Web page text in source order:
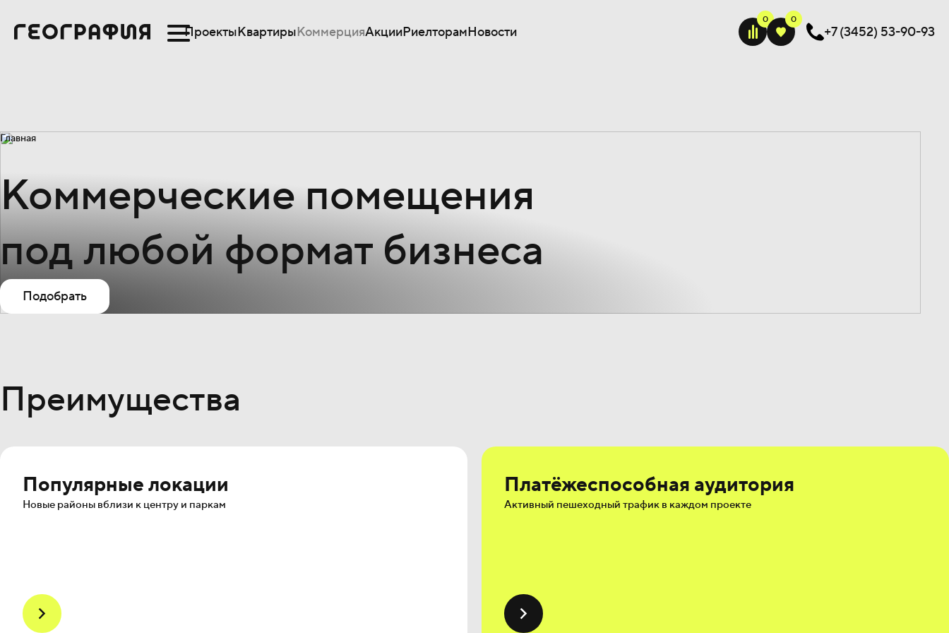
ПроектыКвартирыКоммерцияАкцииРиелторамНовости +7 (3452) 53-90-93
Главная
Коммерческие помещения
под любой формат бизнеса
Подобрать
Преимущества
Популярные локации
Новые районы вблизи к центру и паркам
Платёжеспособная аудитория
Активный пешеходный трафик в каждом проекте